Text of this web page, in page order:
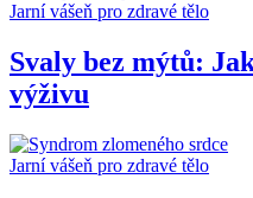
Jarní vášeň pro zdravé tělo
Svaly bez mýtů:
výživu
Jarní vášeň pro zdravé tělo